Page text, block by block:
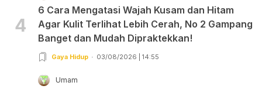
4
6 Cara Mengatasi Wajah Kusam dan Hitam
Agar Kulit Terlihat Lebih Cerah, No 2 Gampang
Banget dan Mudah Dipraktekkan!
Gaya Hidup 03/08/2026 | 14:55
Umam